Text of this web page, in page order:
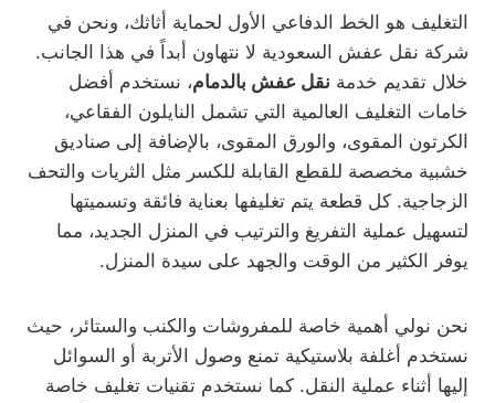
التغليف هو الخط الدفاعي الأول لحماية أثاثك، ونحن في
شركة نقل عفش السعودية لا نتهاون أبداً في هذا الجانب.
خلال تقديم خدمة نقل عفش بالدمام، نستخدم أفضل
خامات التغليف العالمية التي تشمل النايلون الفقاعي،
الكرتون المقوى، والورق المقوى، بالإضافة إلى صناديق
خشبية مخصصة للقطع القابلة للكسر مثل الثريات والتحف
الزجاجية. كل قطعة يتم تغليفها بعناية فائقة وتسميتها
لتسهيل عملية التفريغ والترتيب في المنزل الجديد، مما
يوفر الكثير من الوقت والجهد على سيدة المنزل.
نحن نولي أهمية خاصة للمفروشات والكنب والستائر، حيث
نستخدم أغلفة بلاستيكية تمنع وصول الأتربة أو السوائل
إليها أثناء عملية النقل. كما نستخدم تقنيات تغليف خاصة